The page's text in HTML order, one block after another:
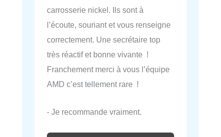
carrosserie nickel. Ils sont à
l’écoute, souriant et vous renseigne
correctement. Une secrétaire top
très réactif et bonne vivante !
Franchement merci à vous l’équipe
AMD c’est tellement rare !
- Je recommande vraiment.